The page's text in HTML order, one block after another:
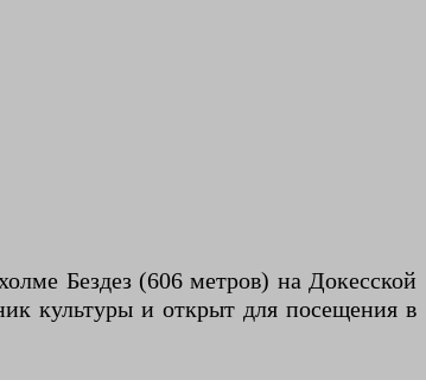
Бездез (606 метров) на Докесской
культуры и открыт для посещения в